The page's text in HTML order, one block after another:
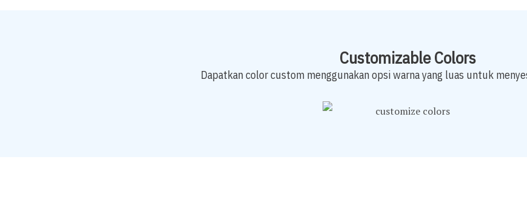
Customizable Colors
Dapatkan color custom menggunakan opsi warna yang luas untuk